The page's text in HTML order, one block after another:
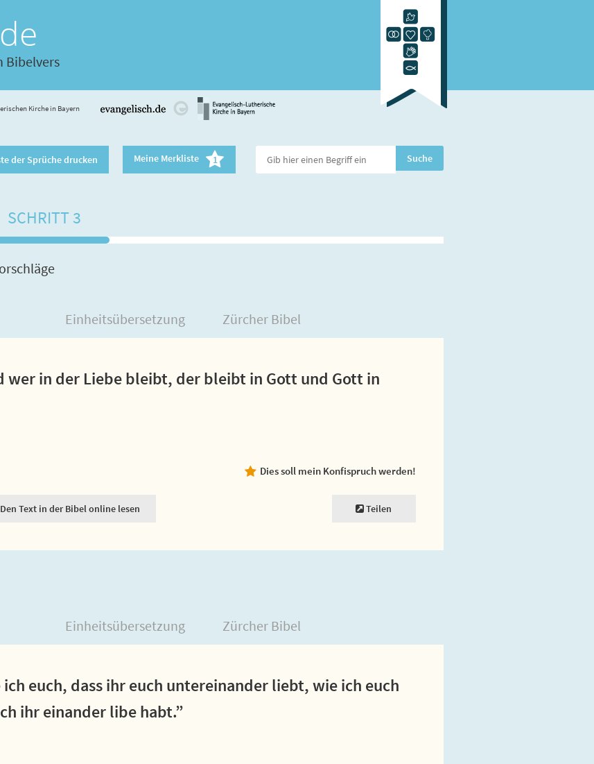
Bibelvers
Kirche in Bayern
der Sprüche drucken Meine Merkliste 1
SCHRITT 3
Einheitsübersetzung Zürcher Bibel
wer in der Liebe bleibt, der bleibt in Gott und Gott in
Dies soll mein Konfispruch werden!
Den Text in der Bibel online lesen Teilen
Einheitsübersetzung Zürcher Bibel
ich euch, dass ihr euch untereinander liebt, wie ich euch
ihr einander libe habt.”